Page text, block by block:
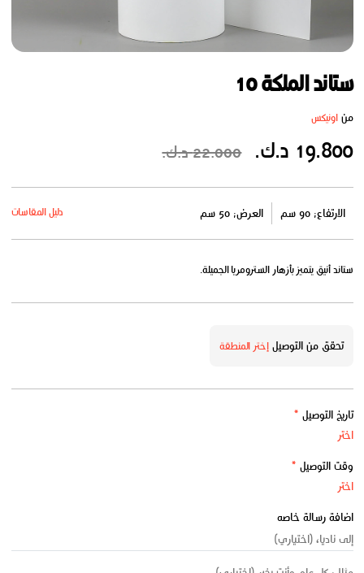
ستاند الملكة 10
مناونيكس
19.800 د.ك. 22.000 د.ك.
الارتفاع: 90 سم العرض: 50 سم دليل المقاسات
ستاند أنيق يتميز بأزهار السترومريا الجميلة.
تحقق من التوصيلإختر المنطقة
تاريخ التوصيل *
وقت التوصيل *
اضافة رسالة خاصه